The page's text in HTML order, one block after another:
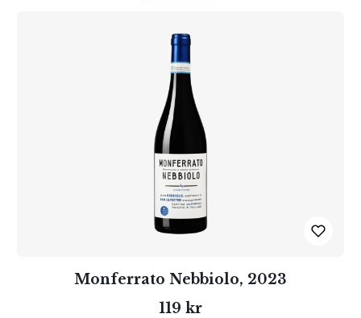
Monferrato Nebbiolo, 2023
119 kr